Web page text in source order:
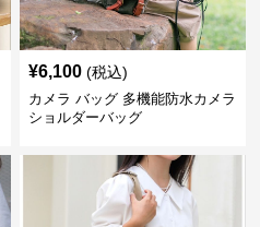
¥6,100 (税込)
カメラ バッグ 多機能防水カメラ
ショルダーバッグ